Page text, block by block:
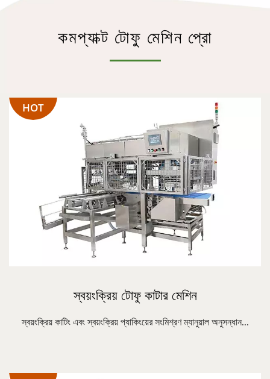
কমপ্যাক্ট টোফু মেশিন প্রো
HOT
স্বয়ংক্রিয় টোফু কাটার মেশিন
স্বয়ংক্রিয় কাটিং এবং স্বয়ংক্রিয় প্যাকিংয়ের সংমিশ্রণ ম্যানুয়াল অনুসন্ধান...